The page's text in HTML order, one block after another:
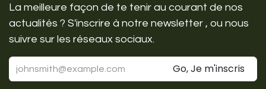
La meilleure façon de te tenir au courant de nos
actualités ? S'inscrire à notre newsletter , ou nous
suivre sur les réseaux sociaux.
Go, Je m'inscris